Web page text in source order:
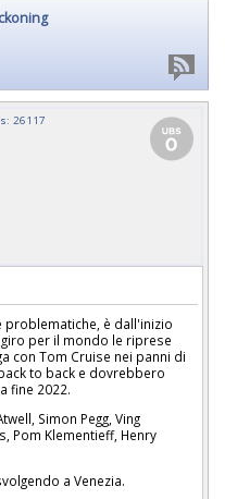
26117
problematiche, è dall'inizio
per il mondo le riprese
con Tom Cruise nei panni di
to back e dovrebbero
fine 2022.
Simon Pegg, Ving
Pom Klementieff, Henry
a Venezia.